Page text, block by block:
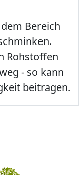
Bereich
Rohstoffen
- so kann
beitragen.